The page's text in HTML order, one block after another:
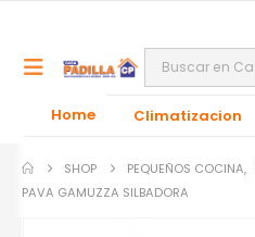
Home Climatizacion
SHOP PEQUEÑOS COCINA,
PAVA GAMUZZA SILBADORA